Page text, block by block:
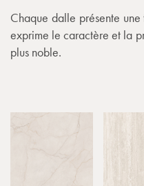
Chaque dalle présente
exprime le caractère et la
plus noble.